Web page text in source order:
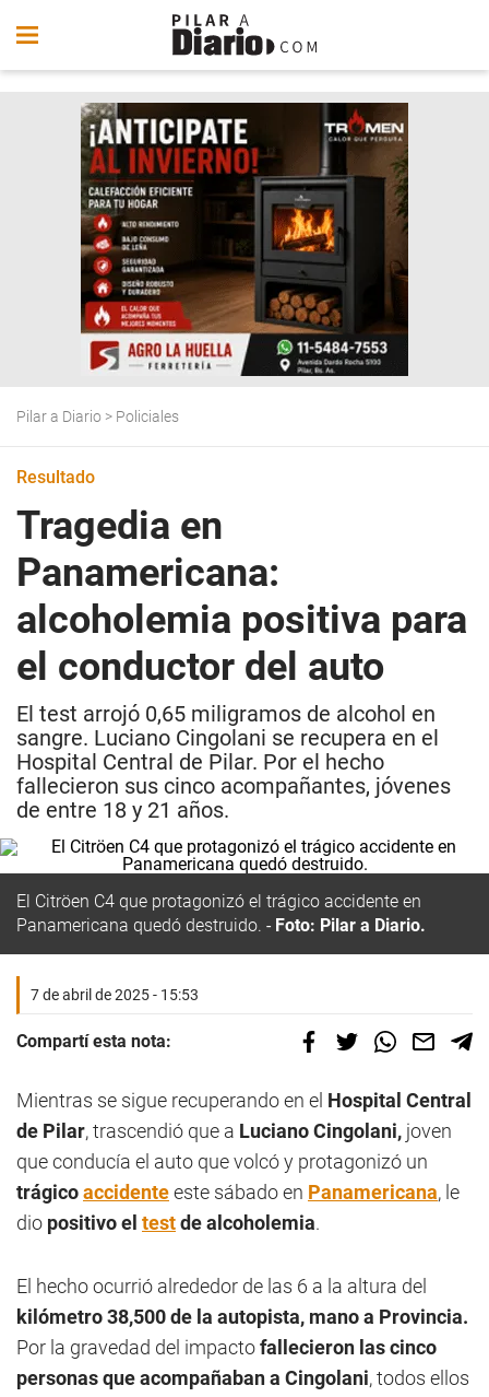
Pilar a Diario > Policiales
Resultado
Tragedia en
Panamericana:
alcoholemia positiva para
el conductor del auto
El test arrojó 0,65 miligramos de alcohol en
sangre. Luciano Cingolani se recupera en el
Hospital Central de Pilar. Por el hecho
fallecieron sus cinco acompañantes, jóvenes
de entre 18 y 21 años.
El Citröen C4 que protagonizó el trágico accidente en
Panamericana quedó destruido.
Foto: Pilar a Diario.
7 de abril de 2025 - 15:53
Compartí esta nota:
Mientras se sigue recuperando en el Hospital Central
de Pilar, trascendió que a Luciano Cingolani, joven
que conducía el auto que volcó y protagonizó un
trágicoaccidenteeste sábado en Panamericana, le
dio positivo el testde alcoholemia.
El hecho ocurrió alrededor de las 6 a la altura del
kilómetro 38,500 de la autopista, mano a Provincia.
Por la gravedad del impactofallecieron las cinco
personas que acompañaban a Cingolani, todos ellos